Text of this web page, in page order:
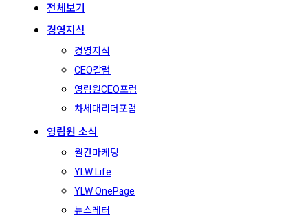
전체보기
경영지식
경영지식
CEO칼럼
영림원CEO포럼
차세대리더포럼
영림원 소식
월간마케팅
YLW Life
YLW OnePage
뉴스레터